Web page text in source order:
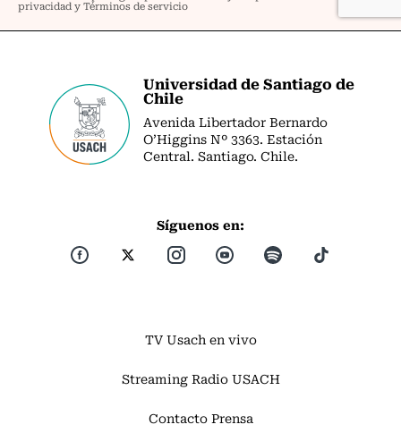
Universidad de Santiago de
Chile
Avenida Libertador Bernardo
O’Higgins Nº 3363. Estación
Central. Santiago. Chile.
Síguenos en:
TV Usach en vivo
Streaming Radio USACH
Contacto Prensa